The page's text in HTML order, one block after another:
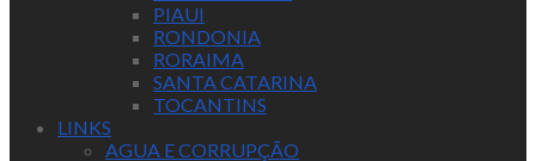
PIAUI
RONDONIA
RORAIMA
SANTA CATARINA
TOCANTINS
LINKS
AGUA E CORRUPÇÃO